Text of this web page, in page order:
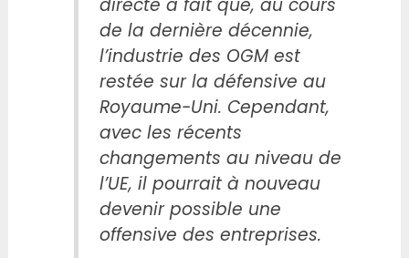
directe a fait que, au cours
de la dernière décennie,
l’industrie des OGM est
restée sur la défensive au
Royaume-Uni. Cependant,
avec les récents
changements au niveau de
l’UE, il pourrait à nouveau
devenir possible une
offensive des entreprises.